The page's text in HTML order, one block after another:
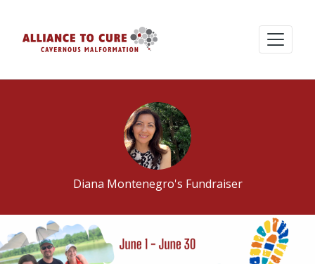
Diana Montenegro's Fundraiser